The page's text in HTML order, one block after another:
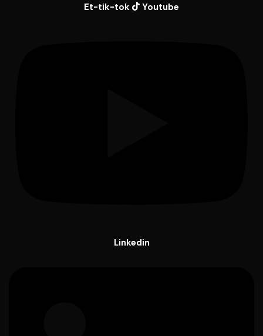
Et-tik-tok Youtube
Linkedin